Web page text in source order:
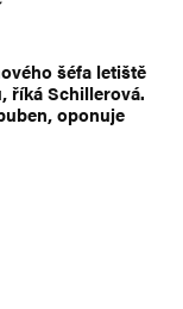
šéfa letiště
říká Schillerová.
oponuje